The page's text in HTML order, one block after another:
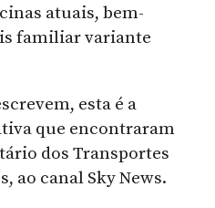
atuais, bem-
familiar variante
esta é a
que encontraram
dos Transportes
ao canal Sky News.